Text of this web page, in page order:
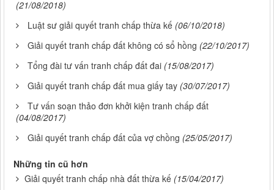
(21/08/2018)
Luật sư giải quyết tranh chấp thừa kế (06/10/2018)
Giải quyết tranh chấp đất không có sổ hồng (22/10/2017)
Tổng đài tư vấn tranh chấp đất đai (15/08/2017)
Giải quyết tranh chấp đất mua giấy tay (30/07/2017)
Tư vấn soạn thảo đơn khởi kiện tranh chấp đất
(04/08/2017)
Giải quyết tranh chấp đất của vợ chồng (25/05/2017)
Những tin cũ hơn
Giải quyết tranh chấp nhà đất thừa kế (15/04/2017)